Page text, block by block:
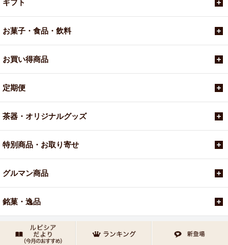
ギフト
お菓子・食品・飲料
お買い得商品
定期便
茶器・オリジナルグッズ
特別商品・お取り寄せ
グルマン商品
銘菓・逸品